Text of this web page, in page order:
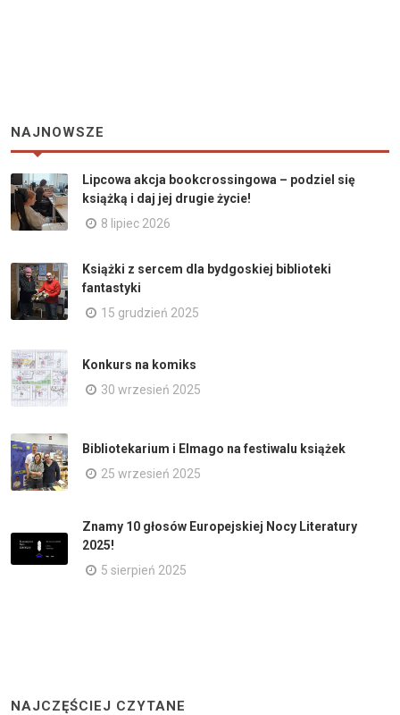
NAJNOWSZE
Lipcowa akcja bookcrossingowa – podziel się
książką i daj jej drugie życie!
8 lipiec 2026
Książki z sercem dla bydgoskiej biblioteki
fantastyki
15 grudzień 2025
Konkurs na komiks
30 wrzesień 2025
Bibliotekarium i Elmago na festiwalu książek
25 wrzesień 2025
Znamy 10 głosów Europejskiej Nocy Literatury
2025!
5 sierpień 2025
NAJCZĘŚCIEJ CZYTANE